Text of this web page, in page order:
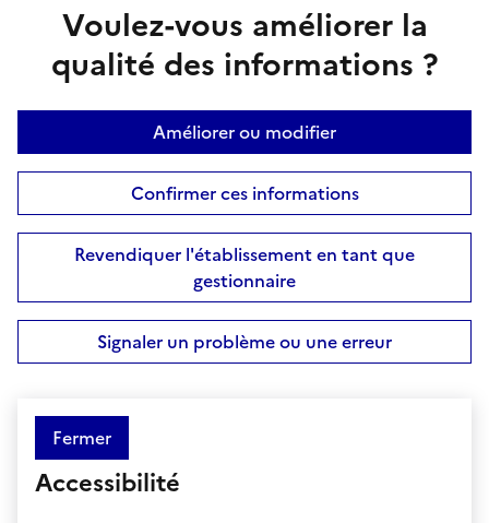
Voulez-vous améliorer la
qualité des informations ?
Améliorer ou modifier
Confirmer ces informations
Revendiquer l'établissement en tant que
gestionnaire
Signaler un problème ou une erreur
Fermer
Accessibilité